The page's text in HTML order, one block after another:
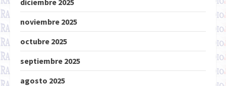
diciembre 2025
noviembre 2025
octubre 2025
septiembre 2025
agosto 2025